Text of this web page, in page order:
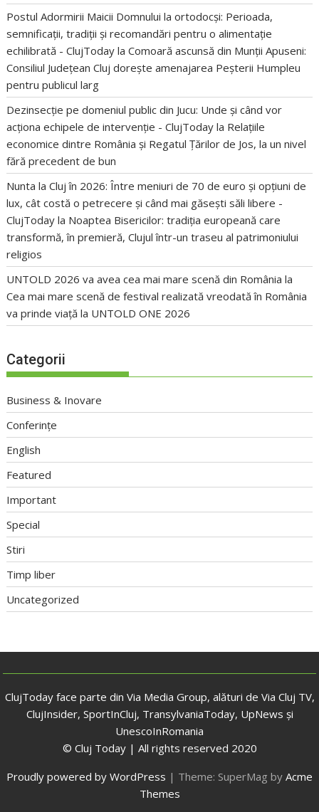
Postul Adormirii Maicii Domnului la ortodocși: Perioada,
semnificații, tradiții și recomandări pentru o alimentație
echilibrată - ClujToday laComoară ascunsă din Munții Apuseni:
Consiliul Județean Cluj dorește amenajarea Peșterii Humpleu
pentru publicul larg
Dezinsecție pe domeniul public din Jucu: Unde și când vor
acționa echipele de intervenție - ClujToday la Relațiile
economice dintre România și Regatul Țărilor de Jos, la un nivel
fără precedent de bun
Nunta la Cluj în 2026: Între meniuri de 70 de euro și opțiuni de
lux, cât costă o petrecere și când mai găsești săli libere -
ClujToday la Noaptea Bisericilor: tradiția europeană care
transformă, în premieră, Clujul într-un traseu al patrimoniului
religios
UNTOLD 2026 va avea cea mai mare scenă din România la
Cea mai mare scenă de festival realizată vreodată în România
va prinde viață la UNTOLD ONE 2026
Categorii
Business & Inovare
Conferințe
English
Featured
Important
Special
Stiri
Timp liber
Uncategorized
ClujToday face parte din Via Media Group, alături de Via Cluj TV,
ClujInsider, SportInCluj, TransylvaniaToday, UpNews și
UnescoInRomania
© Cluj Today | All rights reserved 2020
Proudly powered by WordPress | Theme: SuperMag by Acme
Themes